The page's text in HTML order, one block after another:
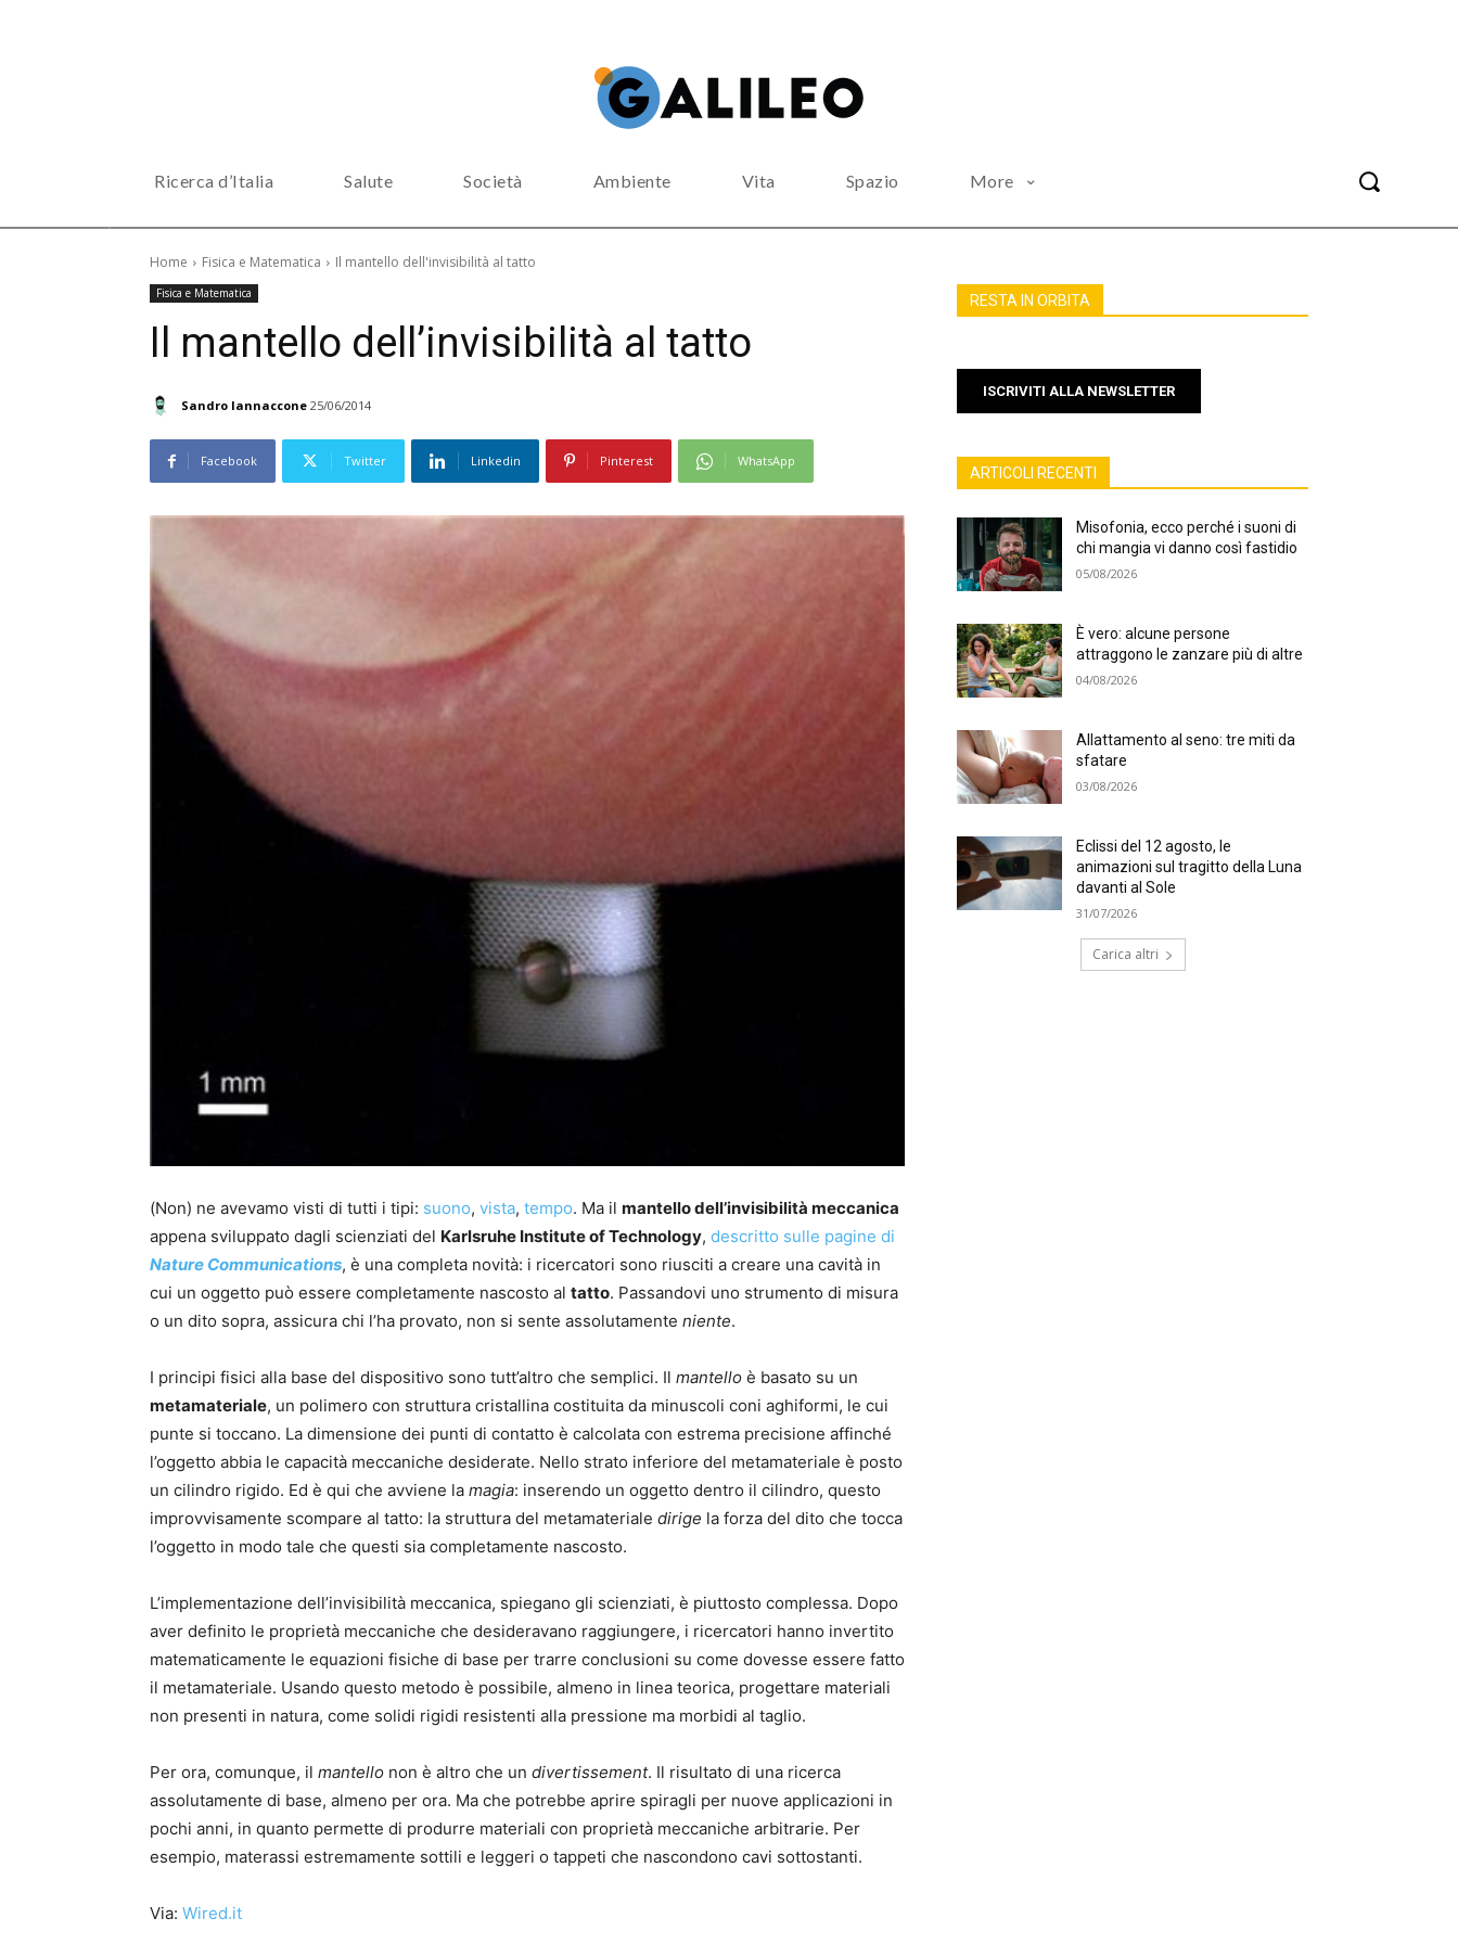
Ricerca d’Italia Salute Società Ambiente Vita Spazio More
Home Fisica e Matematica Il mantello dell'invisibilità al tatto
Fisica e Matematica
Il mantello dell’invisibilità al tatto
Sandro Iannaccone 25/06/2014
Facebook Twitter Linkedin Pinterest WhatsApp
(Non) ne avevamo visti di tutti i tipi: suono, vista, tempo. Ma il mantello dell’invisibilità meccanica
appena sviluppato dagli scienziati del Karlsruhe Institute of Technology, descritto sulle pagine di
Nature Communications, è una completa novità: i ricercatori sono riusciti a creare una cavità in
cui un oggetto può essere completamente nascosto al tatto. Passandovi uno strumento di misura
o un dito sopra, assicura chi l’ha provato, non si sente assolutamente niente.
I principi fisici alla base del dispositivo sono tutt’altro che semplici. Il mantello è basato su un
metamateriale, un polimero con struttura cristallina costituita da minuscoli coni aghiformi, le cui
punte si toccano. La dimensione dei punti di contatto è calcolata con estrema precisione affinché
l’oggetto abbia le capacità meccaniche desiderate. Nello strato inferiore del metamateriale è posto
un cilindro rigido. Ed è qui che avviene la magia: inserendo un oggetto dentro il cilindro, questo
improvvisamente scompare al tatto: la struttura del metamateriale dirige la forza del dito che tocca
l’oggetto in modo tale che questi sia completamente nascosto.
L’implementazione dell’invisibilità meccanica, spiegano gli scienziati, è piuttosto complessa. Dopo
aver definito le proprietà meccaniche che desideravano raggiungere, i ricercatori hanno invertito
matematicamente le equazioni fisiche di base per trarre conclusioni su come dovesse essere fatto
il metamateriale. Usando questo metodo è possibile, almeno in linea teorica, progettare materiali
non presenti in natura, come solidi rigidi resistenti alla pressione ma morbidi al taglio.
Per ora, comunque, il mantello non è altro che un divertissement. Il risultato di una ricerca
assolutamente di base, almeno per ora. Ma che potrebbe aprire spiragli per nuove applicazioni in
pochi anni, in quanto permette di produrre materiali con proprietà meccaniche arbitrarie. Per
esempio, materassi estremamente sottili e leggeri o tappeti che nascondono cavi sottostanti.
Via: Wired.it
RESTA IN ORBITA
ISCRIVITI ALLA NEWSLETTER
ARTICOLI RECENTI
Misofonia, ecco perché i suoni di
chi mangia vi danno così fastidio
05/08/2026
È vero: alcune persone
attraggono le zanzare più di altre
04/08/2026
Allattamento al seno: tre miti da
sfatare
03/08/2026
Eclissi del 12 agosto, le
animazioni sul tragitto della Luna
davanti al Sole
31/07/2026
Carica altri